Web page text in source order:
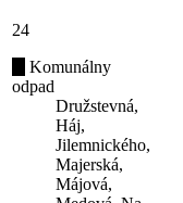
24
Komunálny
odpad
Družstevná,
Háj,
Jilemnického,
Majerská,
Májová,